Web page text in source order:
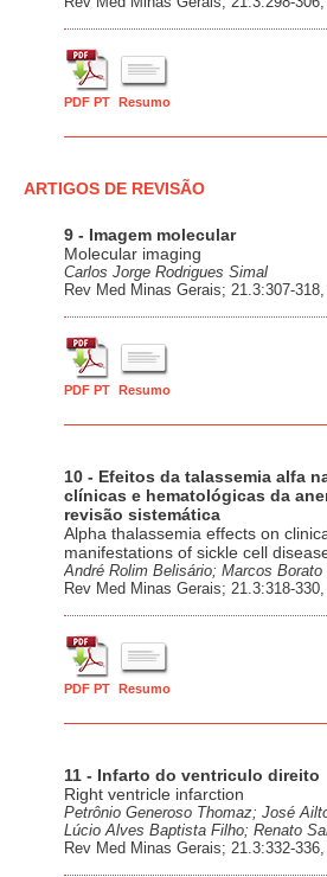
PDF PT Resumo
ARTIGOS DE REVISÃO
9 - Imagem molecular
Molecular imaging
Carlos Jorge Rodrigues Simal
Rev Med Minas Gerais; 21.3:307-
PDF PT Resumo
10 - Efeitos da talassemia alfa
clínicas e hematológicas da
revisão sistemática
Alpha thalassemia effects on
manifestations of sickle cell
André Rolim Belisário; Marcos Borato
Rev Med Minas Gerais; 21.3:318-
PDF PT Resumo
11 - Infarto do ventriculo direito
Right ventricle infarction
Petrônio Generoso Thomaz; José
Lúcio Alves Baptista Filho; Renato
Rev Med Minas Gerais; 21.3:332-